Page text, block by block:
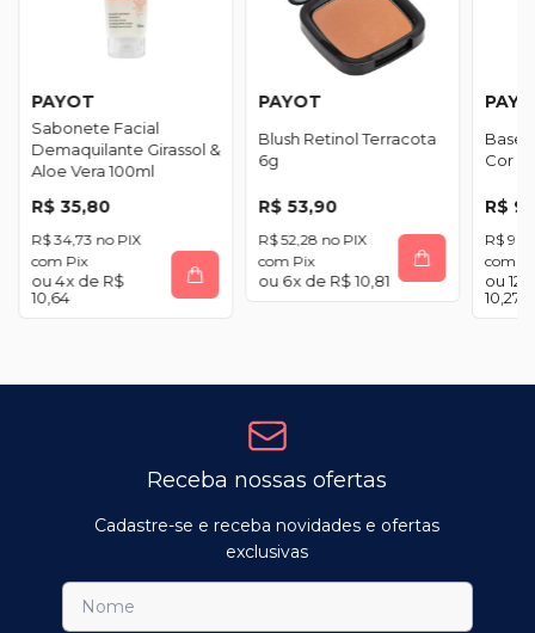
PAYOT
Sabonete Facial
Demaquilante Girassol &
Aloe Vera 100ml
R$ 35,80
R$ 34,73
com Pix
4x de R$
10,64
PAYOT
Blush Retinol Terracota
6g
R$ 53,90
R$ 52,28
com Pix
6x de R$ 10,81
Base
Cor
R$
R$
com
12
10,27
Receba nossas ofertas
Cadastre-se e receba novidades e ofertas
exclusivas